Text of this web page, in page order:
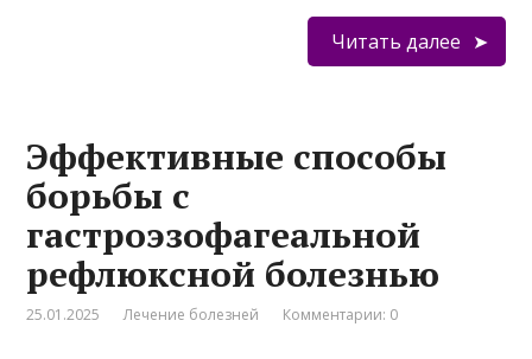
Читать далее
Эффективные способы
борьбы с
гастроэзофагеальной
рефлюксной болезнью
25.01.2025 Лечение болезней Комментарии: 0